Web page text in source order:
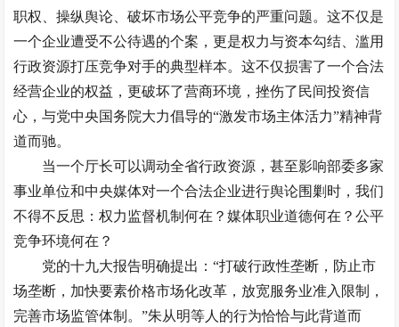
职权、操纵舆论、破坏市场公平竞争的严重问题。这不仅是
一个企业遭受不公待遇的个案，更是权力与资本勾结、滥用
行政资源打压竞争对手的典型样本。这不仅损害了一个合法
经营企业的权益，更破坏了营商环境，挫伤了民间投资信
心，与党中央国务院大力倡导的“激发市场主体活力”精神背
道而驰。
当一个厅长可以调动全省行政资源，甚至影响部委多家
事业单位和中央媒体对一个合法企业进行舆论围剿时，我们
不得不反思：权力监督机制何在？媒体职业道德何在？公平
竞争环境何在？
党的十九大报告明确提出：“打破行政性垄断，防止市
场垄断，加快要素价格市场化改革，放宽服务业准入限制，
完善市场监管体制。”朱从明等人的行为恰恰与此背道而